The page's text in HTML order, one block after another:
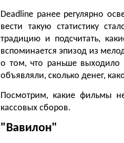
Deadline ранее регулярно
вести такую статистику
традицию и подсчитать,
вспоминается эпизод из
о том, что раньше выходило
объявляли, сколько денег,
Посмотрим, какие фильмы
кассовых сборов.
"Вавилон"